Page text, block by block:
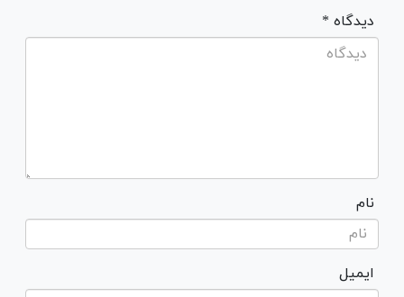
* دیدگاه
نام
ایمیل